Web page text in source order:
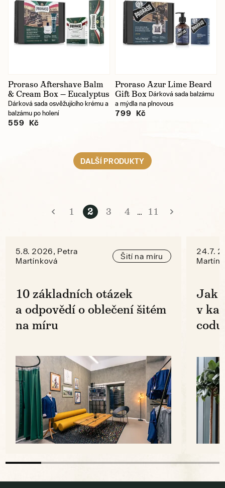
Proraso Aftershave Balm
& Cream Box — Eucalyptus
Dárková sada osvěžujícího krému a
balzámu po holení
559 Kč
Proraso Azur Lime Beard
Gift Box Dárková sada balzámu
a mýdla na plnovous
799 Kč
DALŠÍ PRODUKTY
1 2 3 4 … 11
5.8. 2026, Petra
Martínková
Šití na míru
10 základních otázek
a odpovědí o oblečení šitém
na míru
24.7.
Jak
v